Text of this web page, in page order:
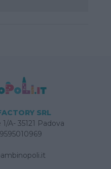
SRL
A- 35121 Padova